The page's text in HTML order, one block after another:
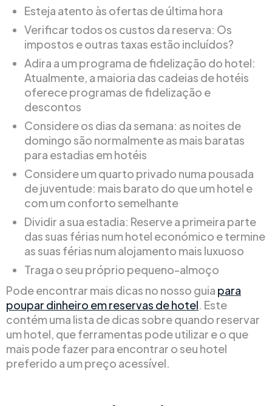
Esteja atento às ofertas de última hora
Verificar todos os custos da reserva: Os
impostos e outras taxas estão incluídos?
Adira a um programa de fidelização do hotel:
Atualmente, a maioria das cadeias de hotéis
oferece programas de fidelização e
descontos
Considere os dias da semana: as noites de
domingo são normalmente as mais baratas
para estadias em hotéis
Considere um quarto privado numa pousada
de juventude: mais barato do que um hotel e
com um conforto semelhante
Dividir a sua estadia: Reserve a primeira parte
das suas férias num hotel económico e termine
as suas férias num alojamento mais luxuoso
Traga o seu próprio pequeno-almoço
Pode encontrar mais dicas no nosso guia para
poupar dinheiro em reservas de hotel. Este
contém uma lista de dicas sobre quando reservar
um hotel, que ferramentas pode utilizar e o que
mais pode fazer para encontrar o seu hotel
preferido a um preço acessível.